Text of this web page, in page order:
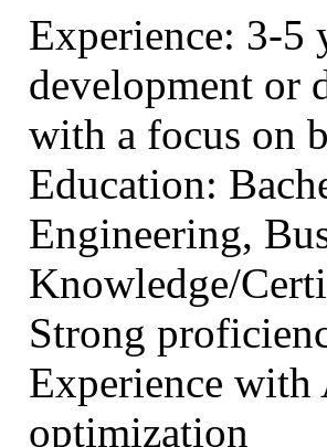
Experience: 3-5
development or
with a focus on
Education:
Engineering,
Knowledge/
Strong
Experience
optimization